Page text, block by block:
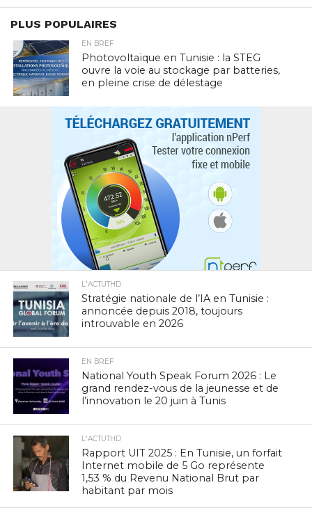
PLUS POPULAIRES
EN BREF
Photovoltaïque en Tunisie : la STEG
ouvre la voie au stockage par batteries,
en pleine crise de délestage
L'ACTUTHD
Stratégie nationale de l’IA en Tunisie :
annoncée depuis 2018, toujours
introuvable en 2026
EN BREF
National Youth Speak Forum 2026 : Le
grand rendez-vous de la jeunesse et de
l’innovation le 20 juin à Tunis
L'ACTUTHD
Rapport UIT 2025 : En Tunisie, un forfait
Internet mobile de 5 Go représente
1,53 % du Revenu National Brut par
habitant par mois